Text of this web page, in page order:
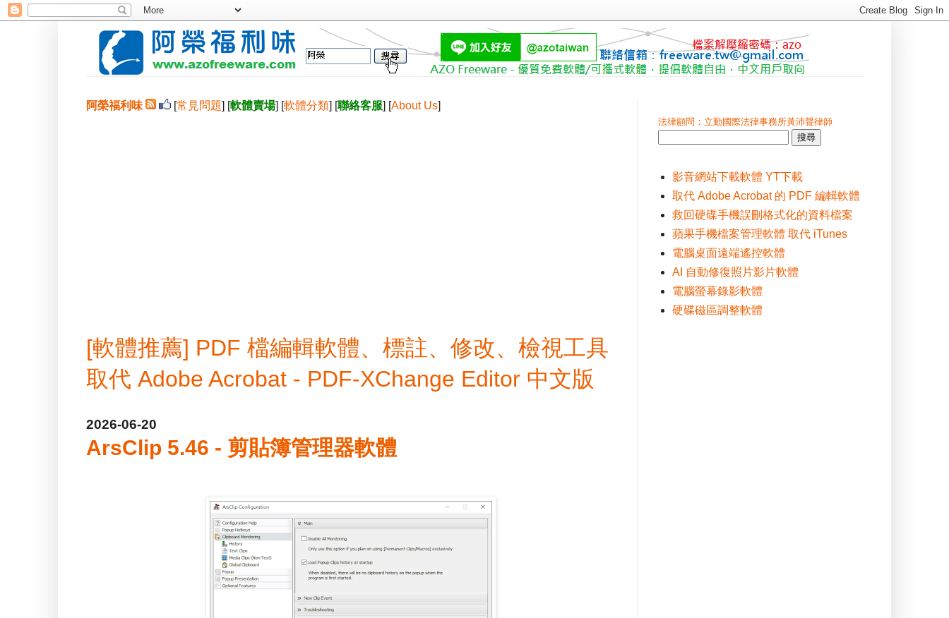
阿榮福利味 [常見問題] [軟體賣場] [軟體分類] [聯絡客服] [About Us]
[軟體推薦] PDF 檔編輯軟體、標註、修改、檢視工具
取代 Adobe Acrobat - PDF-XChange Editor 中文版
2026-06-20
ArsClip 5.46 - 剪貼簿管理器軟體
法律顧問：立勤國際法律事務所黃沛聲律師
影音網站下載軟體 YT下載
取代 Adobe Acrobat 的 PDF 編輯軟體
救回硬碟手機誤刪格式化的資料檔案
蘋果手機檔案管理軟體 取代 iTunes
電腦桌面遠端遙控軟體
AI 自動修復照片影片軟體
電腦螢幕錄影軟體
硬碟磁區調整軟體